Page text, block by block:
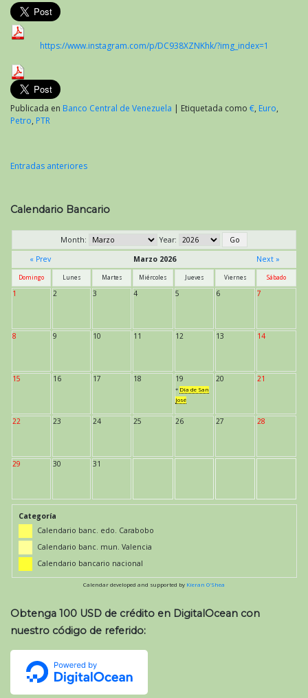
https://www.instagram.com/p/DC938XZNKhk/?img_index=1
Publicada en Banco Central de Venezuela | Etiquetada como €, Euro,
Petro, PTR
de
entradas
Entradas anteriores
Calendario Bancario
Month:
Year:
« Prev
Marzo 2026 Next »
Domingo Lunes Martes Miércoles Jueves Viernes Sábado
1 2 3 4 5 6 7
8 9 10 11 12 13 14
15 16 17 18 19
* Día de San
José
20 21
22 23 24 25 26 27 28
29 30 31
Categoría
Calendario banc. edo. Carabobo
Calendario banc. mun. Valencia
Calendario bancario nacional
Calendar developed and supported by Kieran O'Shea
Obtenga 100 USD de crédito en DigitalOcean con
nuestro código de referido: